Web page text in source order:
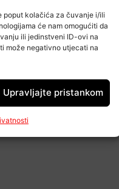
poput kolačića za čuvanje i/ili
će nam omogućiti da
ili jedinstveni ID-ovi na
može negativno utjecati na
Upravljajte pristankom